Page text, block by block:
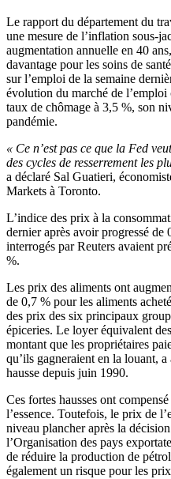
Le rapport du département du
une mesure de l’inflation sous-
augmentation annuelle en 40
davantage pour les soins de
sur l’emploi de la semaine
évolution du marché de l’emploi
taux de chômage à 3,5 %, son
pandémie.
« Ce n’est pas ce que la Fed
des cycles de resserrement les
a déclaré Sal Guatieri,
Markets à Toronto.
L’indice des prix à la
dernier après avoir progressé de
interrogés par Reuters avaient
%.
Les prix des aliments ont
de 0,7 % pour les aliments
des prix des six principaux
épiceries. Le loyer équivalent
montant que les propriétaires
qu’ils gagneraient en la louant,
hausse depuis juin 1990.
Ces fortes hausses ont
l’essence. Toutefois, le prix de
niveau plancher après la
l’Organisation des pays
de réduire la production de
également un risque pour les